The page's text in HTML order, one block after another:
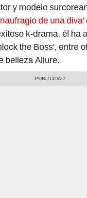
y modelo
de una
k-drama, él ha
the Boss', entre
belleza Allure.